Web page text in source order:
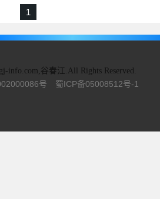
1
info.com,谷春江.All Rights Reserved.
号 蜀ICP备05008512号-1